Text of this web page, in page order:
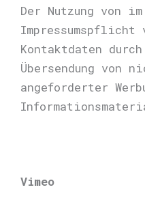
Der Nutzung von im
Kontaktdaten
Übersendung von
angeforderter
Vimeo